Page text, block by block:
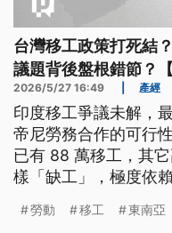
台灣移工政策打死結
議題背後盤根錯節？
2026/5/27 16:49 產經
印度移工爭議未解，
帝尼勞務合作的可行
已有 88 萬移工，其
樣「缺工」，極度依
勞動 移工 東南亞